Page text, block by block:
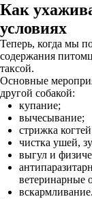
Как
условиях
Теперь, когда мы
содержания
таксой.
Основные
другой собакой:
купание;
вычесывание;
стрижка
чистка ушей,
выгул и
ветеринарные
вскармливание.